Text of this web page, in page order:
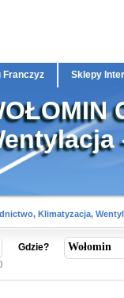
Franczyz Sklepy
Klimatyzacja,
Gdzie?